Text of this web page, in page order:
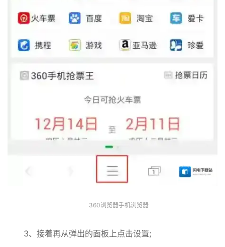
360浏览器手机浏览器
3、接着再从弹出的面板上点击设置;